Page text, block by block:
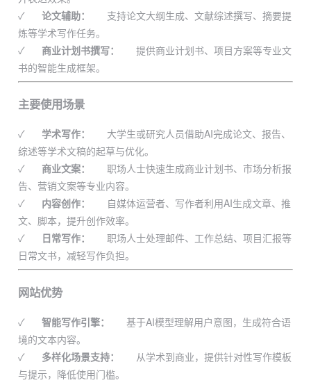
✓
论文辅助：
支持论文大纲生成、文献综述撰写、摘要提
炼等学术写作任务。
✓
商业计划书撰写：
提供商业计划书、项目方案等专业文
书的智能生成框架。
主要使用场景
✓ 学术写作：
大学生或研究人员借助AI完成论文、报告、
综述等学术文稿的起草与优化。
✓
商业文案：
职场人士快速生成商业计划书、市场分析报
告、营销文案等专业内容。
✓
内容创作：
自媒体运营者、写作者利用AI生成文章、推
文、脚本，提升创作效率。
✓
日常写作：
职场人士处理邮件、工作总结、项目汇报等
日常文书，减轻写作负担。
网站优势
✓ 智能写作引擎：
基于AI模型理解用户意图，生成符合语
境的文本内容。
✓
多样化场景支持：
从学术到商业，提供针对性写作模板
与提示，降低使用门槛。